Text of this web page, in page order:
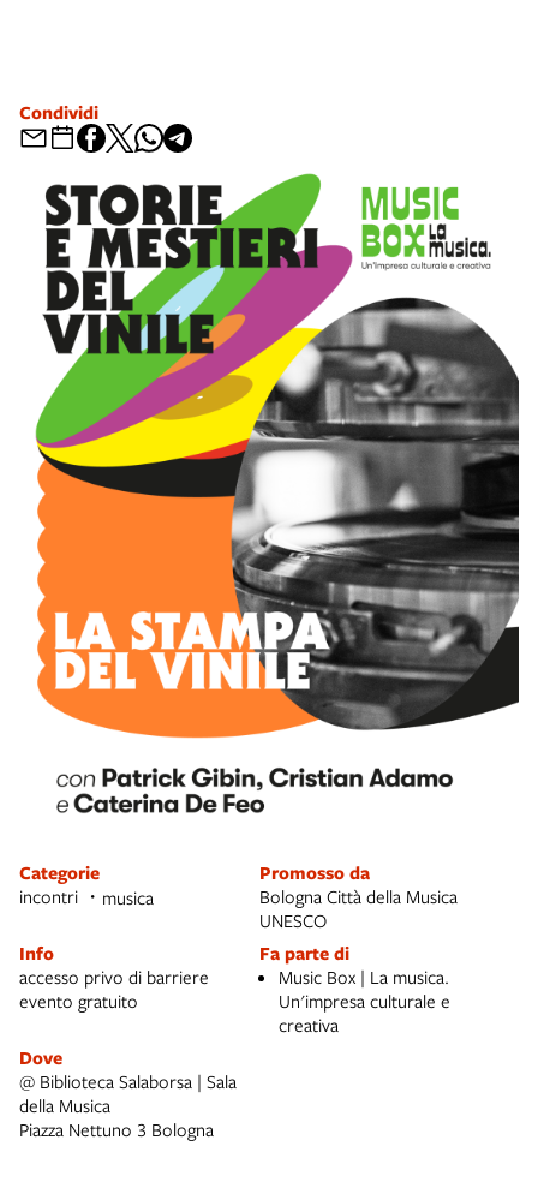
Categorie
incontri musica
Promosso da
Bologna Città della Musica
UNESCO
Info
accesso privo di barriere
evento gratuito
Fa parte di
Music Box | La musica.
Un'impresa culturale e
creativa
Dove
@ Biblioteca Salaborsa | Sala
della Musica
Piazza Nettuno 3 Bologna
Condividi